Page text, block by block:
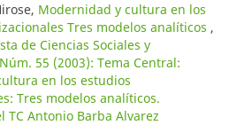
Modernidad y cultura en los
Tres modelos analíticos ,
de Ciencias Sociales y
55 (2003): Tema Central:
en los estudios
Tres modelos analíticos.
TC Antonio Barba Alvarez